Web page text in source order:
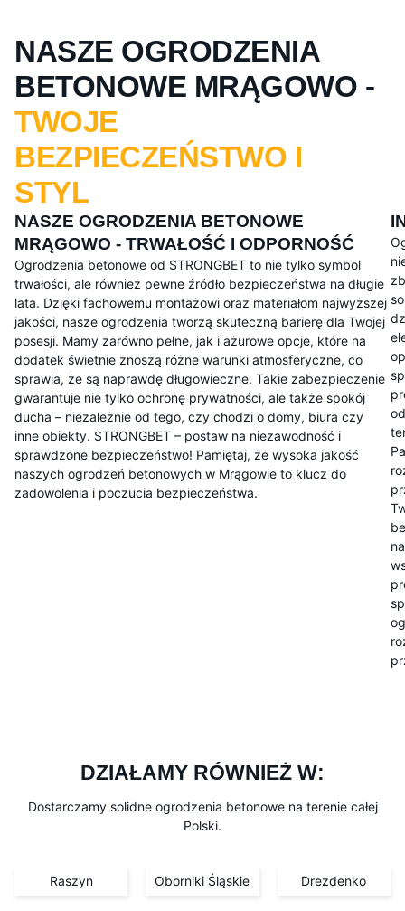
NASZE OGRODZENIA
BETONOWE MRĄGOWO -
TWOJE
BEZPIECZEŃSTWO I
STYL
NASZE OGRODZENIA BETONOWE
MRĄGOWO - TRWAŁOŚĆ I ODPORNOŚĆ
Ogrodzenia betonowe od STRONGBET to nie tylko symbol
trwałości, ale również pewne źródło bezpieczeństwa na długie
lata. Dzięki fachowemu montażowi oraz materiałom najwyższej
jakości, nasze ogrodzenia tworzą skuteczną barierę dla Twojej
posesji. Mamy zarówno pełne, jak i ażurowe opcje, które na
dodatek świetnie znoszą różne warunki atmosferyczne, co
sprawia, że są naprawdę długowieczne. Takie zabezpieczenie
gwarantuje nie tylko ochronę prywatności, ale także spokój
ducha – niezależnie od tego, czy chodzi o domy, biura czy
inne obiekty. STRONGBET – postaw na niezawodność i
sprawdzone bezpieczeństwo! Pamiętaj, że wysoka jakość
naszych ogrodzeń betonowych w Mrągowie to klucz do
zadowolenia i poczucia bezpieczeństwa.
DZIAŁAMY RÓWNIEŻ W:
Dostarczamy solidne ogrodzenia betonowe na terenie całej
Polski.
Raszyn Oborniki Śląskie Drezdenko